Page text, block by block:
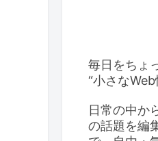
毎日をちょ
“小さな
日常の中か
の話題を編